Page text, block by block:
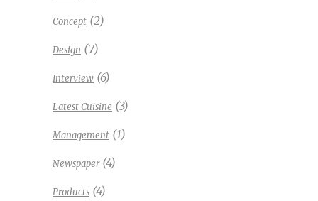
Concept (2)
Design (7)
Interview (6)
Latest Cuisine (3)
Management (1)
Newspaper(4)
Products (4)